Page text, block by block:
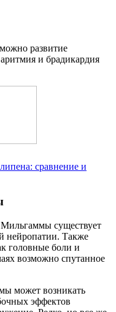
развитие
и брадикардия
сравнение и
существует
нейропатии. Также
головные боли и
возможно спутанное
может возникать
эффектов